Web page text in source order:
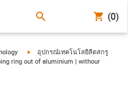
(0)
igus-icon-arrow-right
อุปกรณ์เทคโนโลยีลีดสกรู
ring out of aluminium | withour